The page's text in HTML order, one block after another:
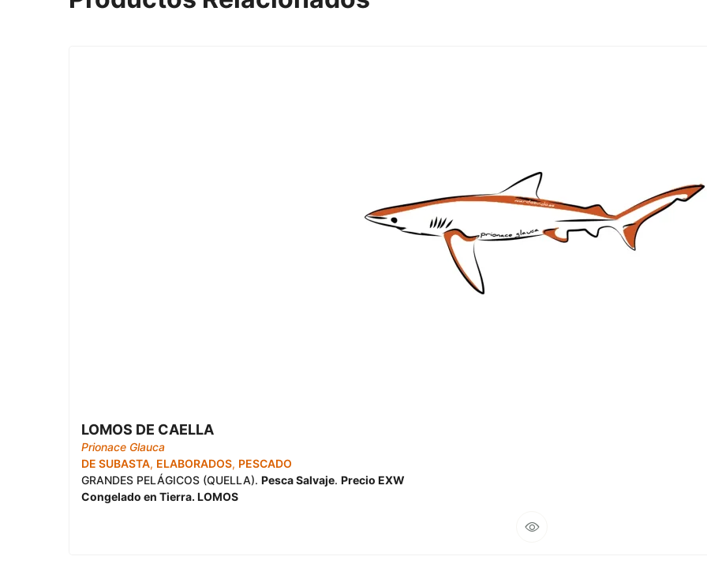
LOMOS DE CAELLA
Prionace Glauca
DE SUBASTA, ELABORADOS, PESCADO
GRANDES PELÁGICOS (QUELLA). Pesca Salvaje. Precio EXW
Congelado en Tierra. LOMOS